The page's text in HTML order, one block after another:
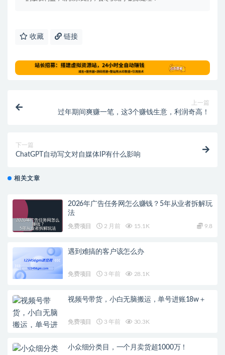
收藏 链接
上一篇
过年期间爽赚一笔，这3个赚钱生意，利润奇高！
下一篇
ChatGPT自动写文对自媒体IP有什么影响
相关文章
2026年广告任务网怎么赚钱？5年从业者拆解玩
法
免费项目 2 月前 15.1K 9.8
遇到难搞的客户该怎么办
免费项目 3 年前 28.1K
视频号带货，小白无脑搬运，单号进账18w＋
免费项目 3 年前 30.3K
小众细分类目，一个月卖货超1000万！